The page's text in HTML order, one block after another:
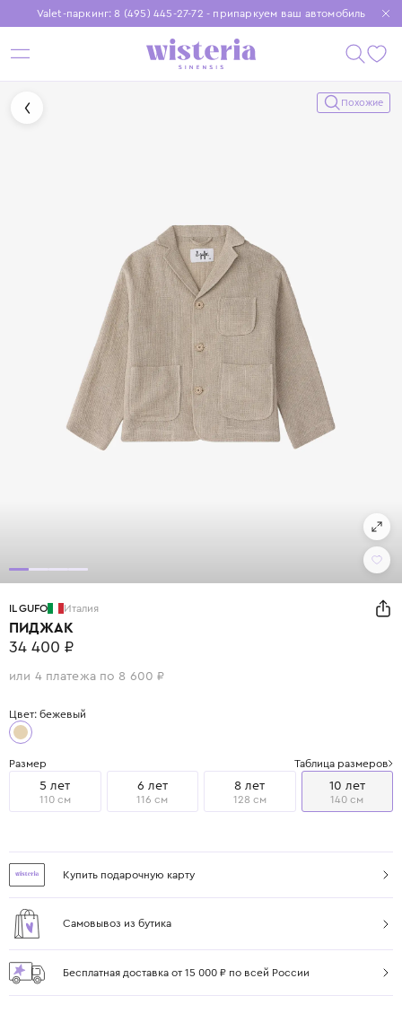
Valet-паркинг: 8 (495) 445-27-72 - припаркуем ваш автомобиль
Бесплатная доставка при заказе от 15 000 ₽
Установите приложение, чтобы покупки были еще удобнее
Похожие
IL GUFO Италия
ПИДЖАК
34 400 ₽
или 4 платежа по 8 600 ₽
Цвет: бежевый
Размер Таблица размеров
5 лет
110 см
6 лет
116 см
8 лет
128 см
10 лет
140 см
Купить подарочную карту
Самовывоз из бутика
Бесплатная доставка от 15 000 ₽ по всей России